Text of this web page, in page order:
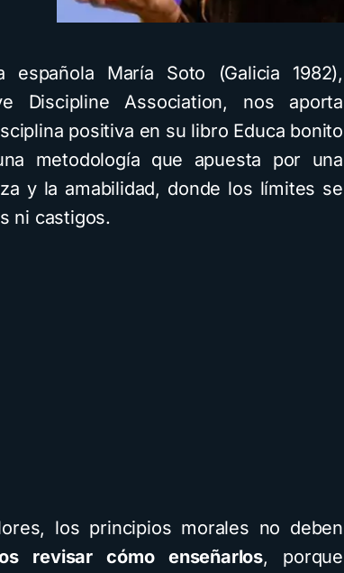
española María Soto (Galicia 1982),
Discipline Association, nos aporta
positiva en su libro Educa bonito
metodología que apuesta por una
y la amabilidad, donde los límites se
ni castigos.
los principios morales no deben
revisar cómo enseñarlos, porque